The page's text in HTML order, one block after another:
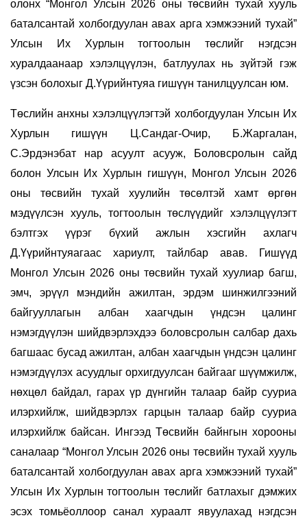
олонх “Монгол Улсын 2026 оны төсвийн тухай хууль
баталсантай холбогдуулан авах арга хэмжээний тухай”
Улсын Их Хурлын тогтоолын төслийг нэгдсэн
хуралдаанаар хэлэлцүүлэн, батлуулах нь зүйтэй гэж
үзсэн болохыг Д.Үүрийнтуяа гишүүн танилцуулсан юм.
Төслийн анхны хэлэлцүүлэгтэй холбогдуулан Улсын Их
Хурлын гишүүн Ц.Сандаг-Очир, Б.Жаргалан,
С.Эрдэнэбат нар асуулт асууж, Боловсролын сайд
болон Улсын Их Хурлын гишүүн, Монгол Улсын 2026
оны төсвийн тухай хуулийн төсөлтэй хамт өргөн
мэдүүлсэн хууль, тогтоолын төслүүдийг хэлэлцүүлэгт
бэлтгэх үүрэг бүхий ажлын хэсгийн ахлагч
Д.Үүрийнтуяагаас хариулт, тайлбар авав. Гишүүд
Монгол Улсын 2026 оны төсвийн тухай хуулиар багш,
эмч, эрүүл мэндийн ажилтан, эрдэм шинжилгээний
байгууллагын албан хаагчдын үндсэн цалинг
нэмэгдүүлэн шийдвэрлэхдээ боловсролын салбар дахь
багшаас бусад ажилтан, албан хаагчдын үндсэн цалинг
нэмэгдүүлэх асуудлыг орхигдуулсан байгааг шүүмжилж,
нөхцөл байдал, гарах үр дүнгийн талаар байр сууриа
илэрхийлж, шийдвэрлэх гарцын талаар байр сууриа
илэрхийлж байсан. Ингээд Төсвийн байнгын хорооны
саналаар “Монгол Улсын 2026 оны төсвийн тухай хууль
баталсантай холбогдуулан авах арга хэмжээний тухай”
Улсын Их Хурлын тогтоолын төслийг батлахыг дэмжих
эсэх томьёоллоор санал хураалт явуулахад нэгдсэн